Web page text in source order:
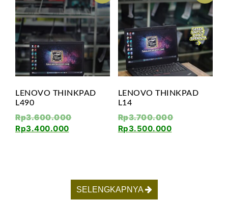
LENOVO THINKPAD
L490
Rp3.600.000
Rp3.400.000
LENOVO THINKPAD
L14
Rp3.700.000
Rp3.500.000
SELENGKAPNYA